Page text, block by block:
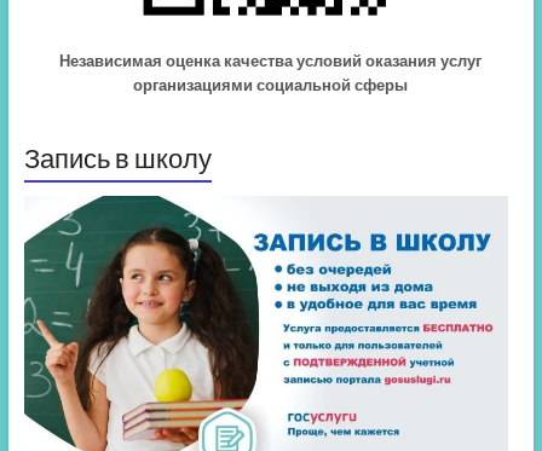
Независимая оценка качества условий оказания услуг
организациями социальной сферы
Запись в школу